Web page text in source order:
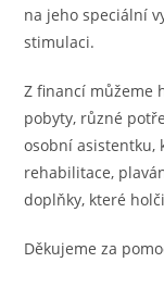
na jeho speciální
stimulaci.
Z financí můžeme
pobyty, různé
osobní asistentku,
rehabilitace,
doplňky, které
Děkujeme za